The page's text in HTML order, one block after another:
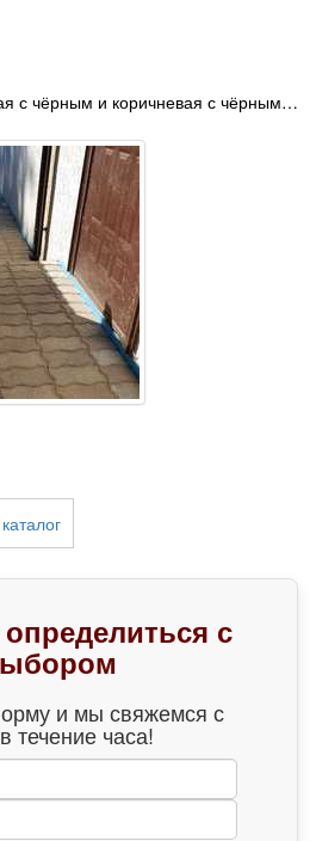
с чёрным и коричневая с чёрным…
с
и мы свяжемся с
течение часа!